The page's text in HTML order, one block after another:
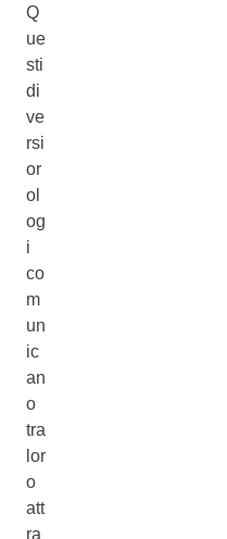
Q
ue
sti
di
ve
rsi
or
ol
og
i
co
m
un
ic
an
o
tra
lor
o
att
ra